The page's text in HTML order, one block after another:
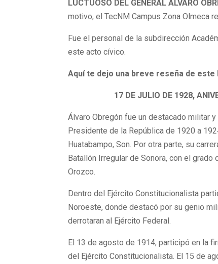
LUCTUOSO DEL GENERAL ALVARO
motivo, el TecNM Campus Zona Olmeca
Fue el personal de la subdirección
este acto cívico.
Aquí te dejo una breve reseña de
17 DE JULIO DE 1928,
Álvaro Obregón fue un destacado militar
Presidente de la República de 1920 a
Huatabampo, Son. Por otra parte, su
Batallón Irregular de Sonora, con el
Orozco.
Dentro del Ejército Constitucionalista
Noroeste, donde destacó por su genio
derrotaran al Ejército Federal.
El 13 de agosto de 1914, participó en la
del Ejército Constitucionalista. El 15 de